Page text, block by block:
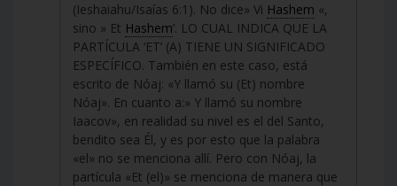
(Ieshaiahu/Isaías 6:1). No dice» Vi Hashem «,
sino » Et Hashem’. LO CUAL INDICA QUE LA
PARTÍCULA ‘ET’ (A) TIENE UN SIGNIFICADO
ESPECÍFICO. También en este caso, está
escrito de Nóaj: «Y llamó su (Et) nombre
Nóaj». En cuanto a:» Y llamó su nombre
Iaacov», en realidad su nivel es el del Santo,
bendito sea Él, y es por esto que la palabra
«el» no se menciona allí. Pero con Nóaj, la
partícula «Et (el)» se menciona de manera que